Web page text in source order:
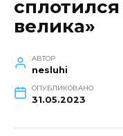
велика»
АВТОР
nesluhi
ОПУБЛИКОВАНО
31.05.2023